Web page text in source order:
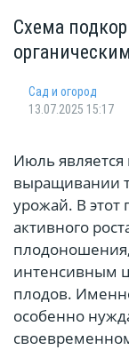
Схема
Сад и огород
13.07.2025 15:17
Июль
выращивании
урожай. В этот
активного
плодоношения,
интенсивным
плодов.
особенно